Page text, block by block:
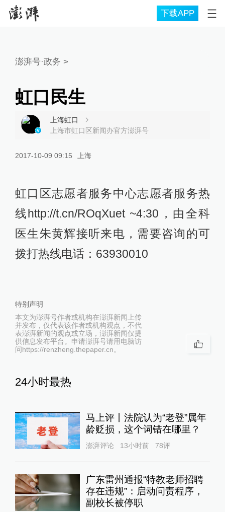
下载APP
澎湃号·政务 >
虹口民生
上海虹口
上海市虹口区新闻办官方澎湃号
2017-10-09 09:15 上海
虹口区志愿者服务中心志愿者服务热
线http://t.cn/ROqXuet ~4:30，由全科
医生朱黄辉接听来电，需要咨询的可
拨打热线电话：63930010
特别声明
本文为澎湃号作者或机构在澎湃新闻上传
并发布，仅代表该作者或机构观点，不代
表澎湃新闻的观点或立场，澎湃新闻仅提
供信息发布平台。申请澎湃号请用电脑访
问https://renzheng.thepaper.cn。
24小时最热
马上评丨法院认为“老登”属年
龄贬损，这个词错在哪里？
澎湃评论 13小时前 78评
广东雷州通报“特教老师招聘
存在违规”：启动问责程序，
副校长被停职